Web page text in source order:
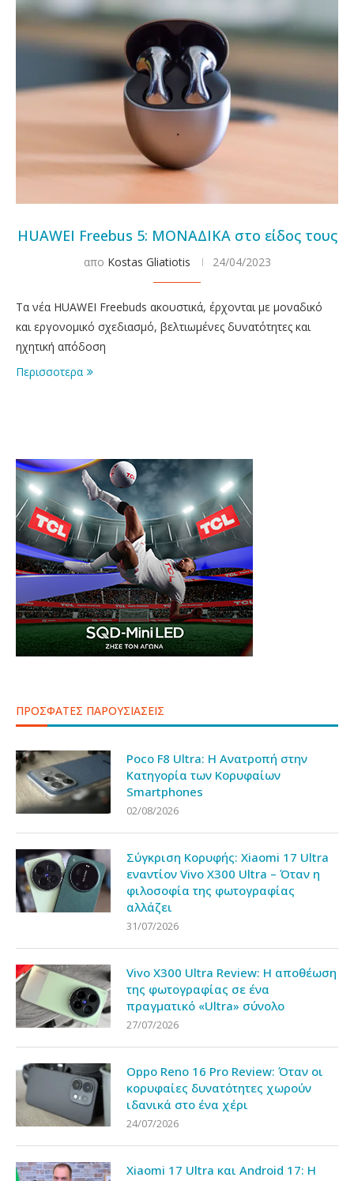
HUAWEI Freebus 5: ΜΟΝΑΔΙΚΑ στο είδος τους
απο Kostas Gliatiotis 24/04/2023
Τα νέα HUAWEI Freebuds ακουστικά, έρχονται με μοναδικό
και εργονομικό σχεδιασμό, βελτιωμένες δυνατότητες και
ηχητική απόδοση
Περισσοτερα
ΠΡΟΣΦΑΤΕΣ ΠΑΡΟΥΣΙΑΣΕΙΣ
Poco F8 Ultra: Η Ανατροπή στην
Κατηγορία των Κορυφαίων
Smartphones
02/08/2026
Σύγκριση Κορυφής: Xiaomi 17 Ultra
εναντίον Vivo X300 Ultra – Όταν η
φιλοσοφία της φωτογραφίας
αλλάζει
31/07/2026
Vivo X300 Ultra Review: Η αποθέωση
της φωτογραφίας σε ένα
πραγματικό «Ultra» σύνολο
27/07/2026
Oppo Reno 16 Pro Review: Όταν οι
κορυφαίες δυνατότητες χωρούν
ιδανικά στο ένα χέρι
24/07/2026
Xiaomi 17 Ultra και Android 17: Η